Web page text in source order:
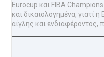
Eurocup και FIBA
και δικαιολογημένα, γιατί
αίγλης και ενδιαφέροντος,